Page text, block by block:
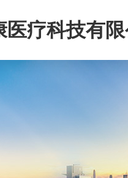
医疗科技有